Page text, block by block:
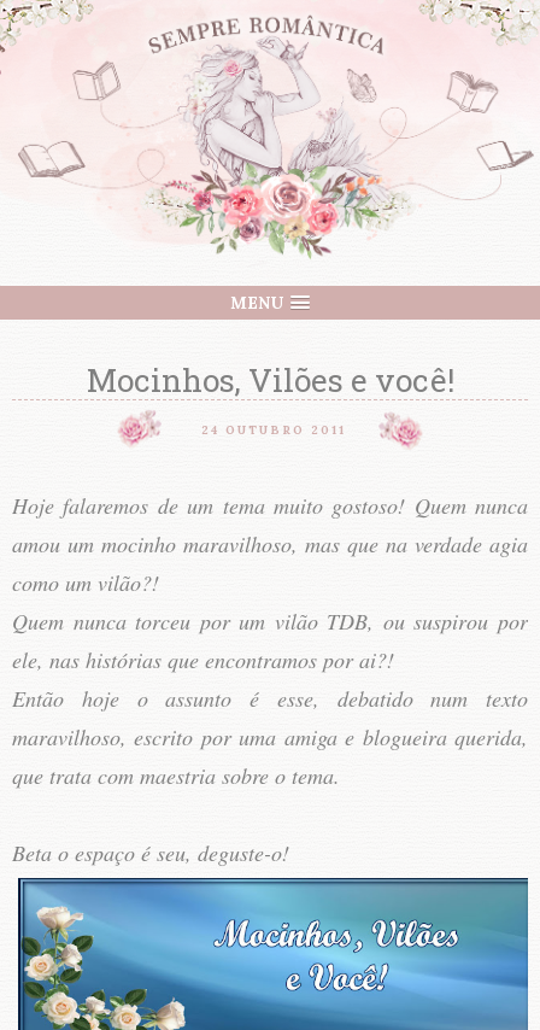
MENU
Mocinhos, Vilões e você!
24 OUTUBRO 2011
Hoje falaremos de um tema muito gostoso! Quem nunca
amou um mocinho maravilhoso, mas que na verdade agia
como um vilão?!
Quem nunca torceu por um vilão TDB, ou suspirou por
ele, nas histórias que encontramos por ai?!
Então hoje o assunto é esse, debatido num texto
maravilhoso, escrito por uma amiga e blogueira querida,
que trata com maestria sobre o tema.
Beta o espaço é seu, deguste-o!